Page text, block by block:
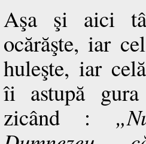
Aşa şi aici
ocărăşte, iar
huleşte, iar
îi astupă
zicând :